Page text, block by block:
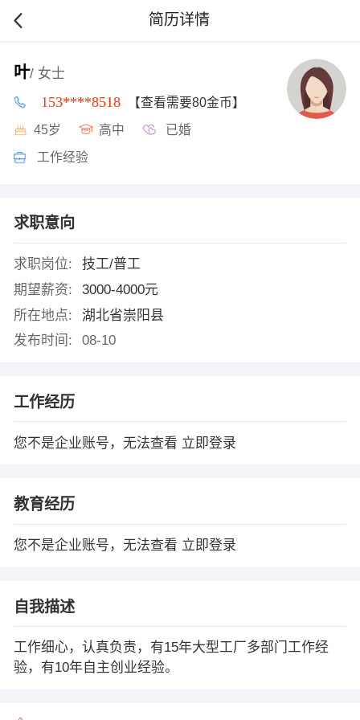
简历详情
叶/ 女士
153****8518 【查看需要80金币】
45岁 高中 已婚
工作经验
求职意向
求职岗位:
技工/普工
期望薪资:
3000-4000元
所在地点:
湖北省崇阳县
发布时间:
08-10
工作经历
您不是企业账号，无法查看 立即登录
教育经历
您不是企业账号，无法查看 立即登录
自我描述
工作细心，认真负责，有15年大型工厂多部门工作经
验，有10年自主创业经验。